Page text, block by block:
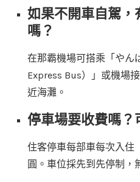
如果不開車自駕
嗎？
在那霸機場可搭乘「やん
Express Bus）」或機場
近海灘。
停車場要收費嗎？
住客停車每部車每次入住
圓。車位採先到先停制，